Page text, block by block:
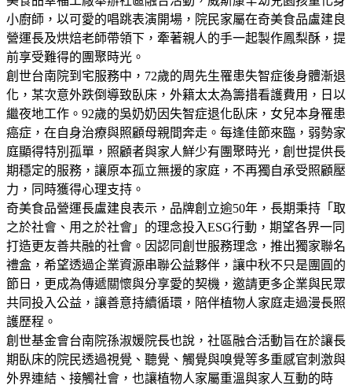
小廚師，以可愛的唱跳表演開場，院民家屬在奇美食品盧建良
營運長及烘焙老師帶領下，牽著親人的手一起製作鳳梨酥，提
前享受難得的團聚時光。
創世台南院到宅服務中，72歲的周先生罹患失智症後身體漸退
化，某次意外跌倒導致臥床，外籍太太為籌措看護費用，日以
繼夜地工作。92歲的吳奶奶因失智症退化臥床，女兒本身罹患
癌症，在自身治療與照顧母親間奔走。每逢佳節來臨，弱勢家
庭顯得特別孤單，照顧者與家人鮮少有團聚時光，創世提供長
期穩定的服務，讓原本孤立無援的家庭，不再獨自承受照顧壓
力，同時獲得心理支持。
奇美食品營運長盧建良表示，品牌創立逾50年，長期秉持「取
之於社會、用之於社會」的理念投入ESG行動，期望各界一同
打造更友善共融的社會。因認同創世服務理念，推出獨家聯名
禮盒，希望透過企業資源串聯公益夥伴，讓中秋不只是團圓的
節日，更成為傳遞關懷與分享愛的契機，邀請更多企業與民眾
共同投入公益，讓善意持續循環，陪伴植物人家庭走過漫長照
護歷程。
創世基金會台南院孫淑媛院長也說，社區融合活動旨在於讓長
期臥床的院民透過視覺、聽覺、觸覺與嗅覺等多重感官刺激與
外界連結、接觸社會，也讓植物人家屬重溫與家人互動的時